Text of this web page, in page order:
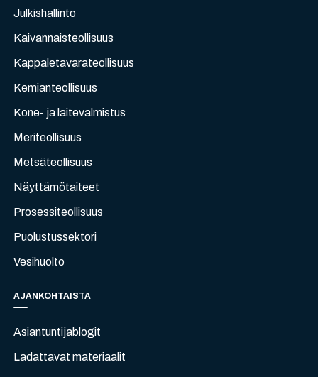
Julkishallinto
Kaivannaisteollisuus
Kappaletavarateollisuus
Kemianteollisuus
Kone- ja laitevalmistus
Meriteollisuus
Metsäteollisuus
Näyttämötaiteet
Prosessiteollisuus
Puolustussektori
Vesihuolto
AJANKOHTAISTA
Asiantuntijablogit
Ladattavat materiaalit